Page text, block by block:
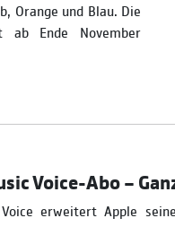
Orange und Blau. Die
Ende November
Voice-Abo –
erweitert Apple